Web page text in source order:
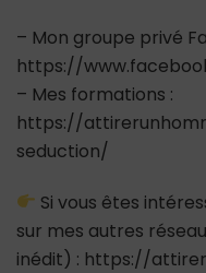
– Mon groupe privé
https://
– Mes formations :
https://
seduction/
Si vous êtes
sur mes autres
inédit) : https://